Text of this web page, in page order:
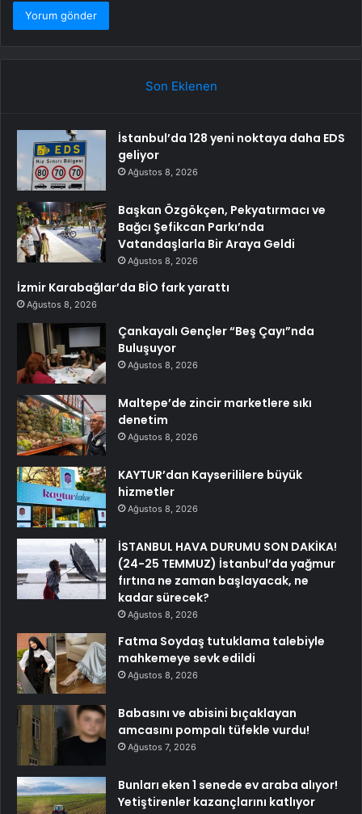
Son Eklenen
İstanbul’da 128 yeni noktaya daha EDS
geliyor
Ağustos 8, 2026
Başkan Özgökçen, Pekyatırmacı ve
Bağcı Şefikcan Parkı’nda
Vatandaşlarla Bir Araya Geldi
Ağustos 8, 2026
İzmir Karabağlar’da BİO fark yarattı
Ağustos 8, 2026
Çankayalı Gençler “Beş Çayı”nda
Buluşuyor
Ağustos 8, 2026
Maltepe’de zincir marketlere sıkı
denetim
Ağustos 8, 2026
KAYTUR’dan Kayserililere büyük
hizmetler
Ağustos 8, 2026
İSTANBUL HAVA DURUMU SON DAKİKA!
(24-25 TEMMUZ) İstanbul’da yağmur
fırtına ne zaman başlayacak, ne
kadar sürecek?
Ağustos 8, 2026
Fatma Soydaş tutuklama talebiyle
mahkemeye sevk edildi
Ağustos 8, 2026
Babasını ve abisini bıçaklayan
amcasını pompalı tüfekle vurdu!
Ağustos 7, 2026
Bunları eken 1 senede ev araba alıyor!
Yetiştirenler kazançlarını katlıyor